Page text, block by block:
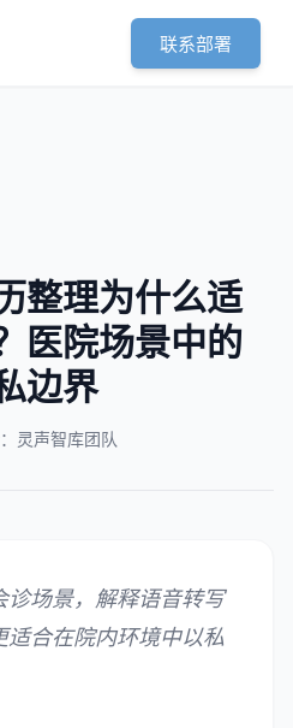
联系部署
整理为什么适
医院场景中的
边界
灵声智库团队
场景，解释语音转写
合在院内环境中以私